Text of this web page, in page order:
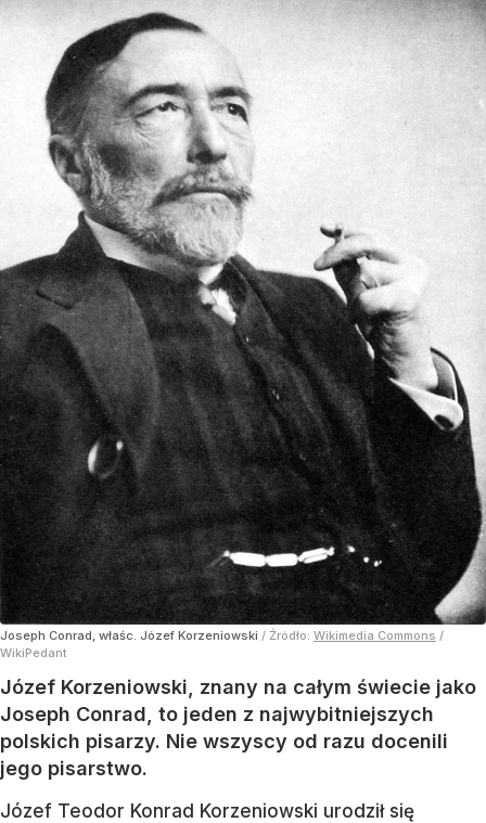
Joseph Conrad, właśc. Józef Korzeniowski / Źródło: Wikimedia Commons /
WikiPedant
Józef Korzeniowski, znany na całym świecie jako
Joseph Conrad, to jeden z najwybitniejszych
polskich pisarzy. Nie wszyscy od razu docenili
jego pisarstwo.
Józef Teodor Konrad Korzeniowski urodził się